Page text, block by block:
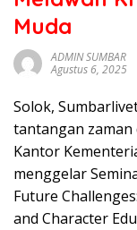
sumbar
tv
Muda
ADMIN SUMBAR
Agustus 6, 2025
Solok,
tantangan zaman
Kantor
menggelar
Future
and Character